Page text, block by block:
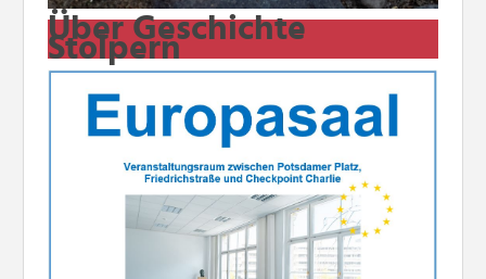
Über Geschichte
Stolpern